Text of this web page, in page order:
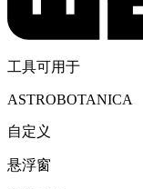
工具可用于
ASTROBOTANICA
自定义
悬浮窗